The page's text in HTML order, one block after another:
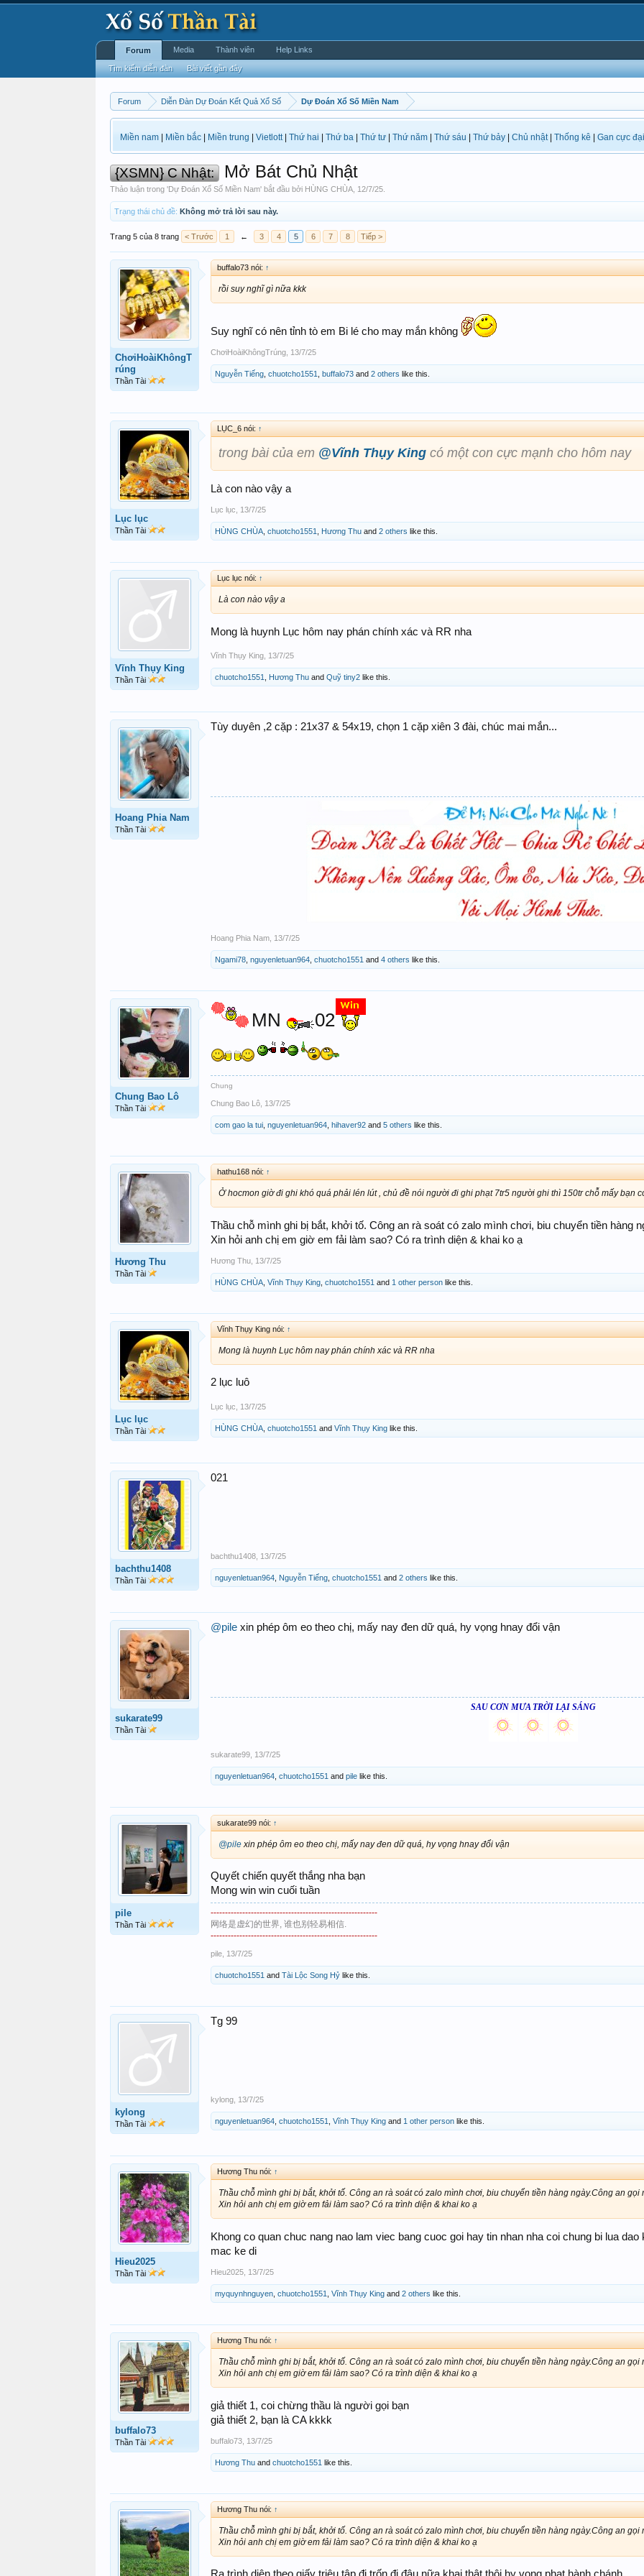
Forum Diễn Đàn Dự Đoán Kết Quả Xổ Số Dự Đoán Xổ Số Miền Nam
Miền nam Miền bắc Miền trung Vietlott| Thứ hai Thứ ba Thứ tư Thứ năm Thứ sáu Thứ bảy Chủ nhật| Thống kê Gan cực đại
{XSMN} C Nhật: Mở Bát Chủ Nhật
Thảo luận trong 'Dự Đoán Xổ Số Miền Nam' bắt đầu bởi HÙNG CHÙA 12/7/25
Trạng thái chủ đề: Không mở trả lời sau này.
Trang 5 của 8 trang < Trước 1 ← 3 4 5 6 7 8 Tiếp >
ChơiHoàiKhôngT
rúng
Thần Tài
buffalo73 nói: ↑
rồi suy nghĩ gì nữa kkk
Suy nghĩ có nên tỉnh tò em Bi lé cho may mắn không
ChơiHoàiKhôngTrúng 13/7/25
Nguyễn Tiếng chuotcho1551 buffalo73 and 2 others like this.
Lục lục
Thần Tài
LỤC_6 nói: ↑
trong bài của em @Vĩnh Thụy King có một con cực mạnh cho hôm nay
Là con nào vậy a
Lục lục 13/7/25
HÙNG CHÙA chuotcho1551 Hương Thu and 2 others like this.
Vĩnh Thụy King
Thần Tài
Lục lục nói: ↑
Là con nào vậy a
Mong là huynh Lục hôm nay phán chính xác và RR nha
Vĩnh Thụy King 13/7/25
chuotcho1551 Hương Thu and Quỹ tiny2 like this.
Hoang Phia Nam
Thần Tài
Tùy duyên ,2 cặp : 21x37 & 54x19, chọn 1 cặp xiên 3 đài, chúc mai mắn...
Hoang Phia Nam 13/7/25
Ngami78 nguyenletuan964 chuotcho1551 and 4 others like this.
Chung Bao Lô
Thần Tài
MN 02
Chung
Chung Bao Lô 13/7/25
com gao la tui nguyenletuan964 hihaver92 and 5 others like this.
Hương Thu
Thần Tài
hathu168 nói: ↑
Ở hocmon giờ đi ghi khó quá phải lén lút , chủ đề nói người đi ghi phạt 7tr5 người ghi thì 150tr chỗ mấy bạn
Thầu chỗ mình ghi bị bắt, khởi tố. Công an rà soát có zalo mình chơi, biu chuyển tiền hàng
Xin hỏi anh chị em giờ em fải làm sao? Có ra trình diện & khai ko ạ
Hương Thu 13/7/25
HÙNG CHÙA Vĩnh Thụy King chuotcho1551 and 1 other person like this.
Lục lục
Thần Tài
Vĩnh Thụy King nói: ↑
Mong là huynh Lục hôm nay phán chính xác và RR nha
2 lục luô
Lục lục 13/7/25
HÙNG CHÙA chuotcho1551 and Vĩnh Thụy King like this.
bachthu1408
Thần Tài
021
bachthu1408 13/7/25
nguyenletuan964 Nguyễn Tiếng chuotcho1551 and 2 others like this.
sukarate99
Thần Tài
@pile xin phép ôm eo theo chị, mấy nay đen dữ quá, hy vọng hnay đổi vận
SAU CƠN MƯA TRỜI LẠI SÁNG
sukarate99 13/7/25
nguyenletuan964 chuotcho1551 and pile like this.
pile
Thần Tài
sukarate99 nói: ↑
@pile xin phép ôm eo theo chị, mấy nay đen dữ quá, hy vọng hnay đổi vận
Quyết chiến quyết thắng nha bạn
Mong win win cuối tuần
----------------------------------------------------------
网络是虚幻的世界, 谁也别轻易相信.
----------------------------------------------------------
pile 13/7/25
chuotcho1551 and Tài Lộc Song Hỷ like this.
kylong
Thần Tài
Tg 99
kylong 13/7/25
nguyenletuan964 chuotcho1551 Vĩnh Thụy King and 1 other person like this.
Hieu2025
Thần Tài
Hương Thu nói: ↑
Thầu chỗ mình ghi bị bắt, khởi tố. Công an rà soát có zalo mình chơi, biu chuyển tiền hàng ngày.Công an gọi
Xin hỏi anh chị em giờ em fải làm sao? Có ra trình diện & khai ko ạ
Khong co quan chuc nang nao lam viec bang cuoc goi hay tin nhan nha coi chung bi lua
mac ke di
Hieu2025 13/7/25
myquynhnguyen chuotcho1551 Vĩnh Thụy King and 2 others like this.
buffalo73
Thần Tài
Hương Thu nói: ↑
Thầu chỗ mình ghi bị bắt, khởi tố. Công an rà soát có zalo mình chơi, biu chuyển tiền hàng ngày.Công an gọi
Xin hỏi anh chị em giờ em fải làm sao? Có ra trình diện & khai ko ạ
giả thiết 1, coi chừng thầu là người gọi bạn
giả thiết 2, bạn là CA kkkk
buffalo73 13/7/25
Hương Thu and chuotcho1551 like this.
Hương Thu nói: ↑
Thầu chỗ mình ghi bị bắt, khởi tố. Công an rà soát có zalo mình chơi, biu chuyển tiền hàng ngày.Công an gọi
Xin hỏi anh chị em giờ em fải làm sao? Có ra trình diện & khai ko ạ
Forum
Tìm kiếm diễn đàn Bài viết gần đây
Media Thành viên Help Links